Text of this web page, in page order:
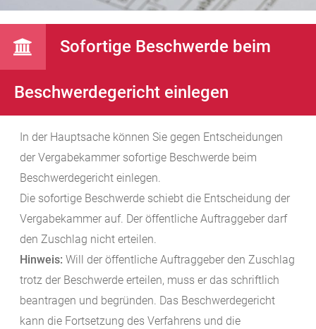
Sofortige Beschwerde beim
Beschwerdegericht einlegen
In der Hauptsache können Sie gegen Entscheidungen
der Vergabekammer sofortige Beschwerde beim
Beschwerdegericht einlegen.
Die sofortige Beschwerde schiebt die Entscheidung der
Vergabekammer auf. Der öffentliche Auftraggeber darf
den Zuschlag nicht erteilen.
Hinweis: Will der öffentliche Auftraggeber den Zuschlag
trotz der Beschwerde erteilen, muss er das schriftlich
beantragen und begründen. Das Beschwerdegericht
kann die Fortsetzung des Verfahrens und die